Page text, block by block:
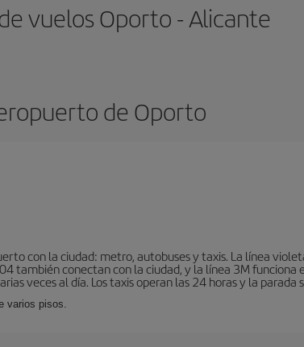
vuelos Oporto - Alicante
de Oporto
con la ciudad: metro, autobuses y taxis. La línea
también conectan con la ciudad, y la línea 3M funciona
veces al día. Los taxis operan las 24 horas y la
varios pisos.